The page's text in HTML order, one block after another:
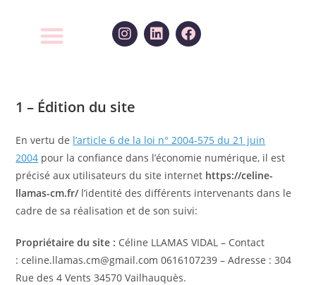
1 – Édition du site
En vertu de l’article 6 de la loi n° 2004-575 du 21 juin
2004 pour la confiance dans l’économie numérique, il est
précisé aux utilisateurs du site internet https://celine-
llamas-cm.fr/l’identité des différents intervenants dans le
cadre de sa réalisation et de son suivi:
Propriétaire du site : Céline LLAMAS VIDAL – Contact
: celine.llamas.cm@gmail.com 0616107239 – Adresse : 304
Rue des 4 Vents 34570 Vailhauquès.